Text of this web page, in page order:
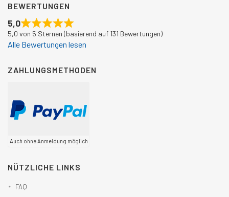
BEWERTUNGEN
5,0
5,0 von 5 Sternen (basierend auf 131 Bewertungen)
Alle Bewertungen lesen
ZAHLUNGSMETHODEN
Auch ohne Anmeldung möglich
NÜTZLICHE LINKS
FAQ